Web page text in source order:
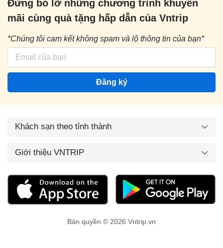
Đừng bỏ lỡ những chương trình khuyến
mãi cùng quà tặng hấp dẫn của Vntrip
*Chúng tôi cam kết không spam và lộ thông tin của bạn*
Đăng ký
Khách sạn theo tỉnh thành
Giới thiệu VNTRIP
Bản quyền © 2026 Vntrip.vn